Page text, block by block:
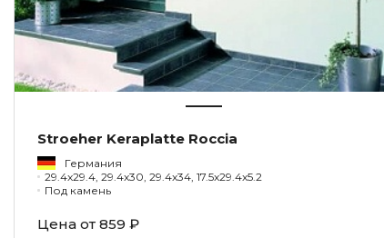
Stroeher Keraplatte Roccia
Германия
29.4x29.4, 29.4x30, 29.4x34, 17.5x29.4x5.2
Под камень
Цена от 859 ₽